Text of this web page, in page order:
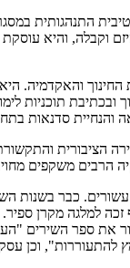
התנהגותית
וקבלה, והיא
והאקדמיה.
ובכתיבת תוכניות
סדנאות
הציבורית
הרבים משקפים
כבר בשנות
להתעוררות", וכן